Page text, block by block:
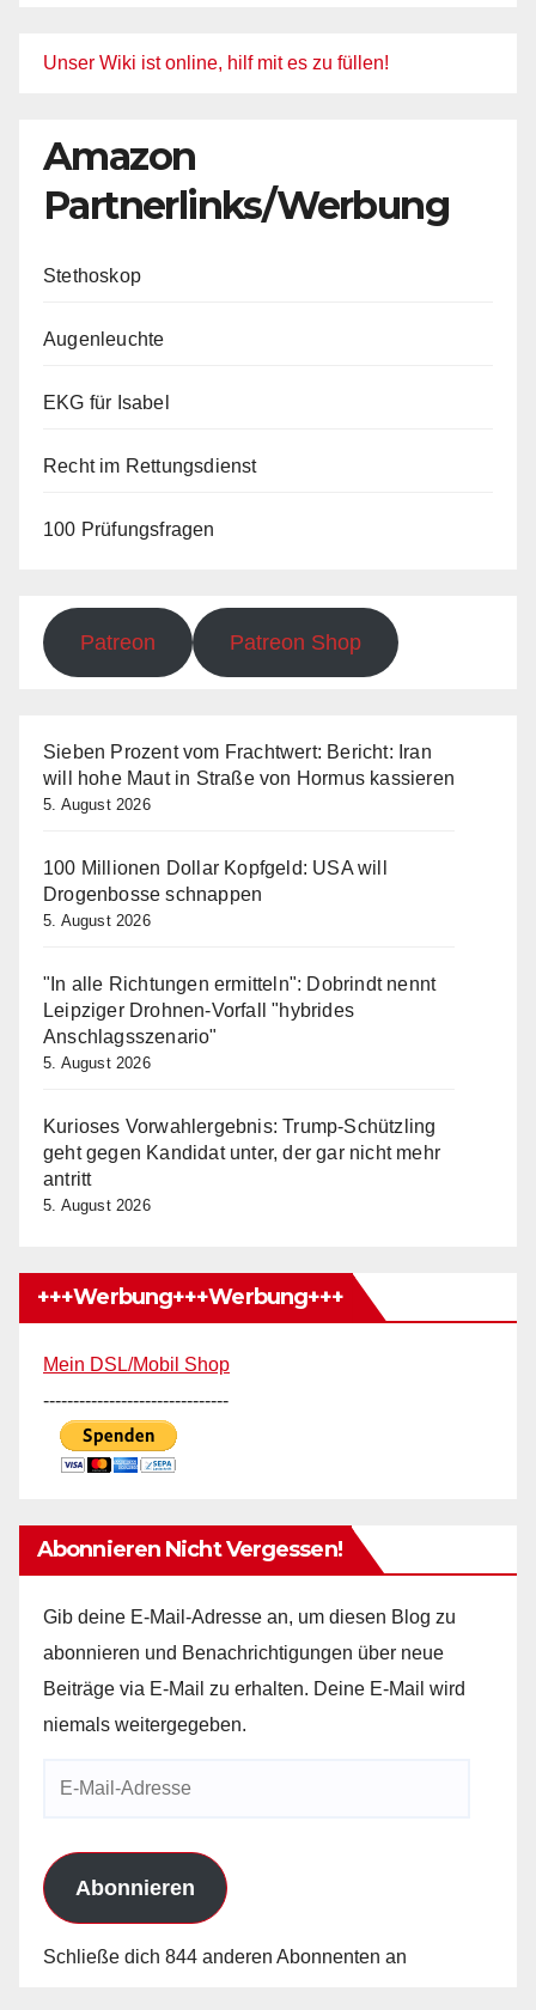
Unser Wiki ist online, hilf mit es zu füllen!
Amazon
Partnerlinks/Werbung
Stethoskop
Augenleuchte
EKG für Isabel
Recht im Rettungsdienst
100 Prüfungsfragen
Patreon Patreon Shop
Sieben Prozent vom Frachtwert: Bericht: Iran
will hohe Maut in Straße von Hormus kassieren
5. August 2026
100 Millionen Dollar Kopfgeld: USA will
Drogenbosse schnappen
5. August 2026
"In alle Richtungen ermitteln": Dobrindt nennt
Leipziger Drohnen-Vorfall "hybrides
Anschlagsszenario"
5. August 2026
Kurioses Vorwahlergebnis: Trump-Schützling
geht gegen Kandidat unter, der gar nicht mehr
antritt
5. August 2026
+++Werbung+++Werbung+++
Mein DSL/Mobil Shop
-------------------------------
Abonnieren Nicht Vergessen!
Gib deine E-Mail-Adresse an, um diesen Blog zu
abonnieren und Benachrichtigungen über neue
Beiträge via E-Mail zu erhalten. Deine E-Mail wird
niemals weitergegeben.
Abonnieren
Schließe dich 844 anderen Abonnenten an